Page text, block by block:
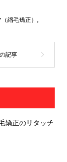
縮毛矯正）
矯正のリタッチ